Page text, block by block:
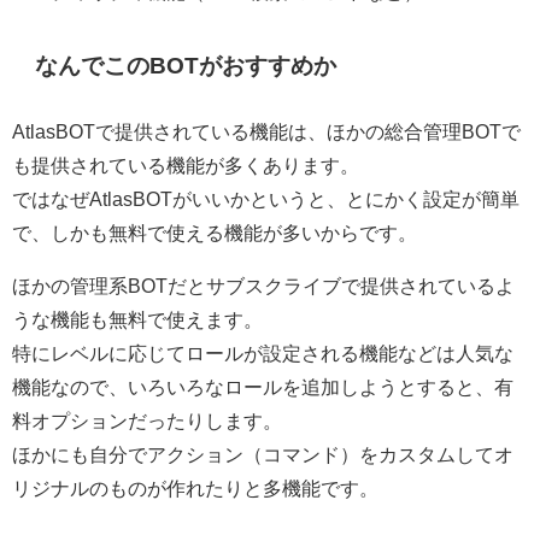
なんでこのBOTがおすすめか
AtlasBOTで提供されている機能は、ほかの総合管理BOTで
も提供されている機能が多くあります。
ではなぜAtlasBOTがいいかというと、とにかく設定が簡単
で、しかも無料で使える機能が多いからです。
ほかの管理系BOTだとサブスクライブで提供されているよ
うな機能も無料で使えます。
特にレベルに応じてロールが設定される機能などは人気な
機能なので、いろいろなロールを追加しようとすると、有
料オプションだったりします。
ほかにも自分でアクション（コマンド）をカスタムしてオ
リジナルのものが作れたりと多機能です。